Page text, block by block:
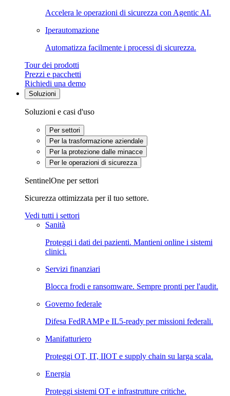
Accelera le operazioni di sicurezza con Agentic AI.
Iperautomazione
Automatizza facilmente i processi di sicurezza.
Tour dei prodotti
Prezzi e pacchetti
Richiedi una demo
Soluzioni
Soluzioni e casi d'uso
Per settori
Per la trasformazione aziendale
Per la protezione dalle minacce
Per le operazioni di sicurezza
SentinelOne per settori
Sicurezza ottimizzata per il tuo settore.
Vedi tutti i settori
Sanità
Proteggi i dati dei pazienti. Mantieni online i sistemi
clinici.
Servizi finanziari
Blocca frodi e ransomware. Sempre pronti per l'audit.
Governo federale
Difesa FedRAMP e IL5-ready per missioni federali.
Manifatturiero
Proteggi OT, IT, IIOT e supply chain su larga scala.
Energia
Proteggi sistemi OT e infrastrutture critiche.